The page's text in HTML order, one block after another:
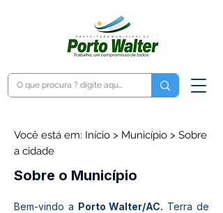
Você está em: Início > Município > Sobre
a cidade
Sobre o Município
Bem-vindo a Porto Walter/AC. Terra de